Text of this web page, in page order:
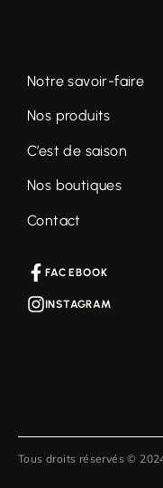
Notre savoir-faire
Nos produits
C’est de saison
Nos boutiques
Contact
FACEBOOK
INSTAGRAM
Tous droits réservés ©